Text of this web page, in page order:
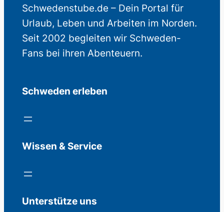
Schwedenstube.de – Dein Portal für
Urlaub, Leben und Arbeiten im Norden.
Seit 2002 begleiten wir Schweden-
Fans bei ihren Abenteuern.
Schweden erleben
Wissen & Service
Unterstütze uns